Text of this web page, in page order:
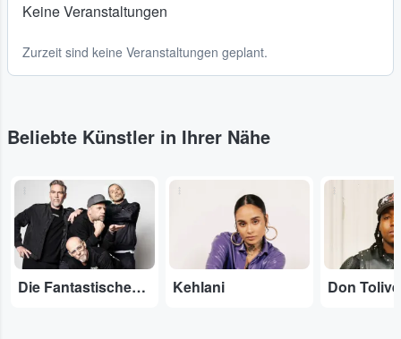
Keine Veranstaltungen
Zurzeit sind keine Veranstaltungen geplant.
Beliebte Künstler in Ihrer Nähe
Die Fantastischen Vier Kehlani Don